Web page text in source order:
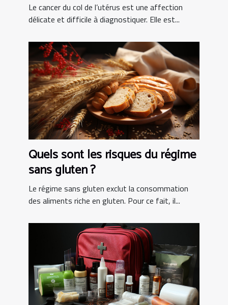
Le cancer du col de l’utérus est une affection
délicate et difficile à diagnostiquer. Elle est...
Quels sont les risques du régime
sans gluten ?
Le régime sans gluten exclut la consommation
des aliments riche en gluten. Pour ce fait, il...